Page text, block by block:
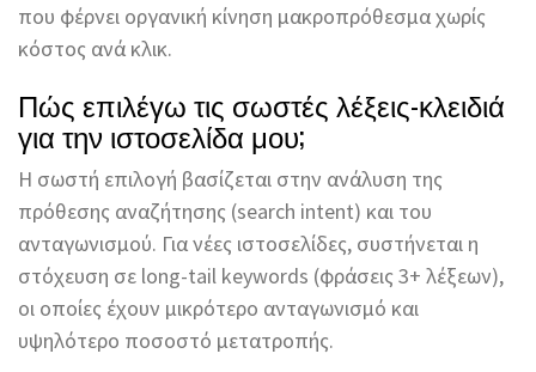
που φέρνει οργανική κίνηση μακροπρόθεσμα χωρίς
κόστος ανά κλικ.
Πώς επιλέγω τις σωστές λέξεις-κλειδιά
για την ιστοσελίδα μου;
Η σωστή επιλογή βασίζεται στην ανάλυση της
πρόθεσης αναζήτησης (search intent) και του
ανταγωνισμού. Για νέες ιστοσελίδες, συστήνεται η
στόχευση σε long-tail keywords (φράσεις 3+ λέξεων),
οι οποίες έχουν μικρότερο ανταγωνισμό και
υψηλότερο ποσοστό μετατροπής.